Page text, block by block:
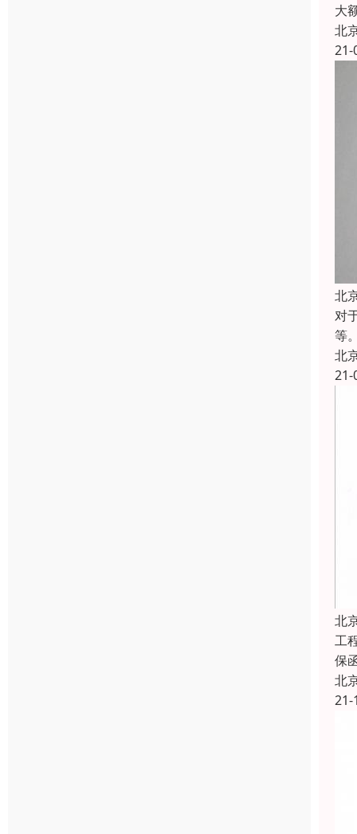
大
北
21-
北
对
等
北
21-
北
工
保
北
21-